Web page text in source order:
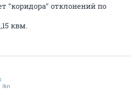
"коридора" отклонений по
квм.
lkn